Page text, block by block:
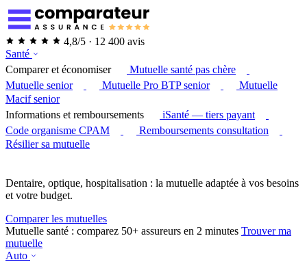
4,8/5 · 12 400 avis
Santé
Comparer et économiser
Mutuelle santé pas chère
Mutuelle senior
Mutuelle Pro BTP senior
Mutuelle
Macif senior
Informations et remboursements
iSanté — tiers payant
Code organisme CPAM
Remboursements consultation
Résilier sa mutuelle
Dentaire, optique, hospitalisation : la mutuelle adaptée à vos besoins
et votre budget.
Comparer les mutuelles
Mutuelle santé : comparez 50+ assureurs en 2 minutes Trouver ma
mutuelle
Auto